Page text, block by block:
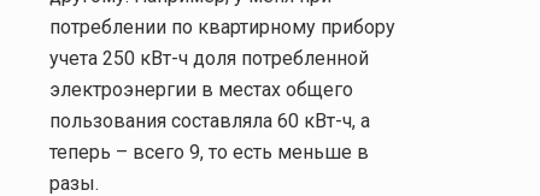
потреблении по квартирному прибору
учета 250 кВт-ч доля потребленной
электроэнергии в местах общего
пользования составляла 60 кВт-ч, а
теперь – всего 9, то есть меньше в
разы.